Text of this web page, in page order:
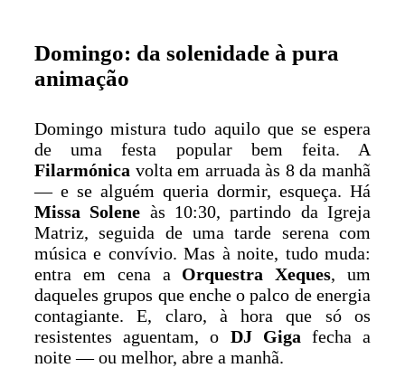
Domingo: da solenidade à pura
animação
Domingo mistura tudo aquilo que se espera
de uma festa popular bem feita. A
Filarmónica volta em arruada às 8 da manhã
— e se alguém queria dormir, esqueça. Há
Missa Solene às 10:30, partindo da Igreja
Matriz, seguida de uma tarde serena com
música e convívio. Mas à noite, tudo muda:
entra em cena a Orquestra Xeques, um
daqueles grupos que enche o palco de energia
contagiante. E, claro, à hora que só os
resistentes aguentam, o DJ Giga fecha a
noite — ou melhor, abre a manhã.